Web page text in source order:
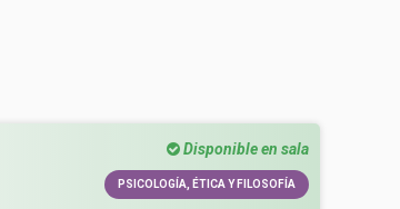
Disponible en sala
PSICOLOGÍA, ÉTICA Y FILOSOFÍA